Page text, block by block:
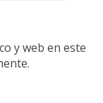
y web en este